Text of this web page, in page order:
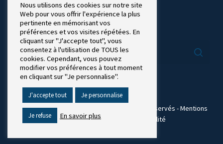
RECHERCHE
@2021 Les Passionnés du Rêve - Tous droits réservés -Mentions
Légales-Politique de confidentialité
Nous utilisons des cookies sur notre site
Web pour vous offrir l'expérience la plus
pertinente en mémorisant vos
préférences et vos visites répétées. En
cliquant sur "J'accepte tout", vous
consentez à l'utilisation de TOUS les
cookies. Cependant, vous pouvez
modifier vos préférences à tout moment
en cliquant sur "Je personnalise".
J'accepte tout Je personnalise
Je refuse En savoir plus